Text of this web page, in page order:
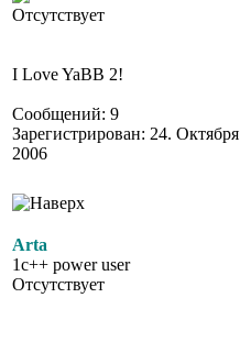
Отсутствует
I Love YaBB 2!
Сообщений: 9
Зарегистрирован: 24. Октября
2006
Arta
1c++ power user
Отсутствует